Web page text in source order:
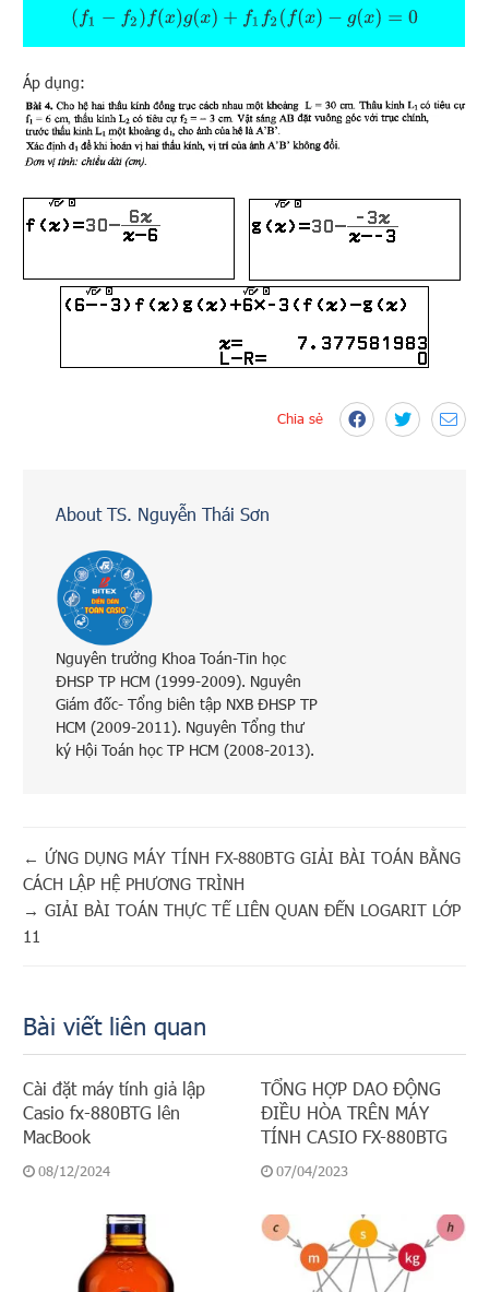
( f1−f2)f(x)g( x)+ f1f 2(f (x)−g( x)= 0
Áp dụng:
Chia sẻ
About TS. Nguyễn Thái Sơn
Nguyên trưởng Khoa Toán-Tin học
ĐHSP TP HCM (1999-2009). Nguyên
Giám đốc- Tổng biên tập NXB ĐHSP TP
HCM (2009-2011). Nguyên Tổng thư
ký Hội Toán học TP HCM (2008-2013).
← ỨNG DỤNG MÁY TÍNH FX-880BTG GIẢI BÀI TOÁN BẰNG
CÁCH LẬP HỆ PHƯƠNG TRÌNH
→ GIẢI BÀI TOÁN THỰC TẾ LIÊN QUAN ĐẾN LOGARIT LỚP
11
Bài viết liên quan
Cài đặt máy tính giả lập
Casio fx-880BTG lên
MacBook
08/12/2024
TỔNG HỢP DAO ĐỘNG
ĐIỀU HÒA TRÊN MÁY
TÍNH CASIO FX-880BTG
07/04/2023